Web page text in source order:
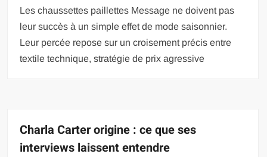
Les chaussettes paillettes Message ne doivent pas
leur succès à un simple effet de mode saisonnier.
Leur percée repose sur un croisement précis entre
textile technique, stratégie de prix agressive
Charla Carter origine : ce que ses
interviews laissent entendre